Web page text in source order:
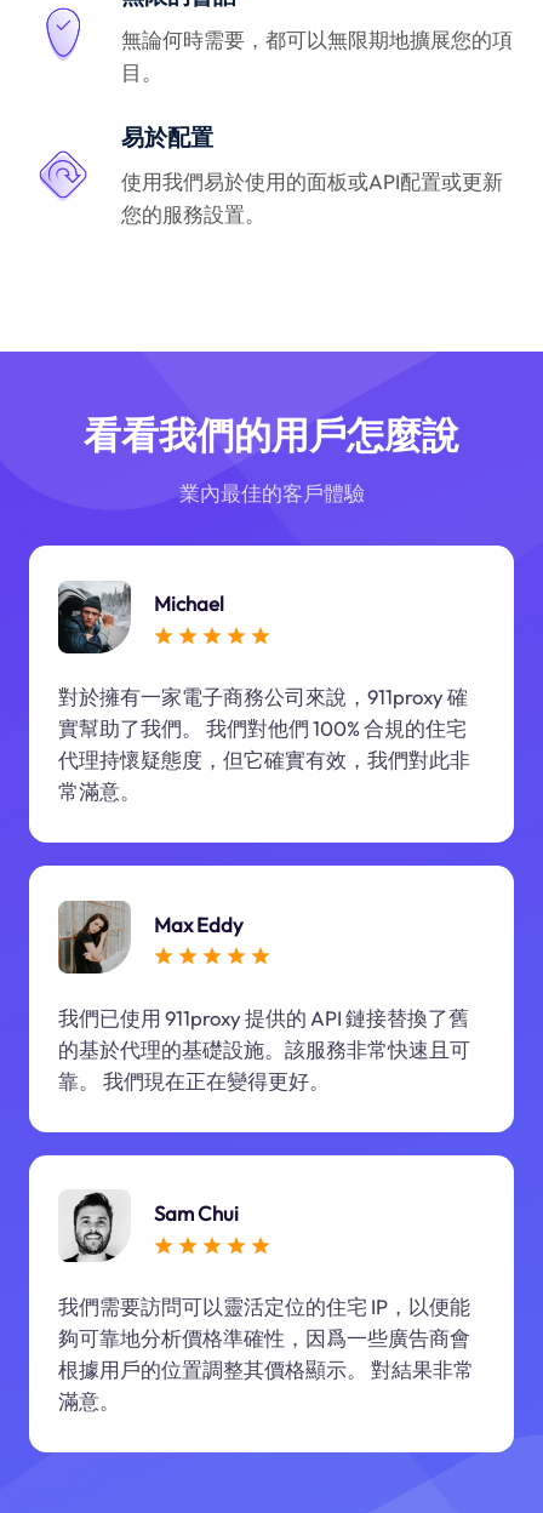
無論何時需要，都可以無限期地擴展您的項
目。
易於配置
使用我們易於使用的面板或API配置或更新
您的服務設置。
看看我們的用戶怎麼說
業內最佳的客戶體驗
Michael
對於擁有一家電子商務公司來說，911proxy 確
實幫助了我們。 我們對他們 100% 合規的住宅
代理持懷疑態度，但它確實有效，我們對此非
常滿意。
Max Eddy
我們已使用 911proxy 提供的 API 鏈接替換了舊
的基於代理的基礎設施。該服務非常快速且可
靠。 我們現在正在變得更好。
Sam Chui
我們需要訪問可以靈活定位的住宅 IP，以便能
夠可靠地分析價格準確性，因爲一些廣告商會
根據用戶的位置調整其價格顯示。 對結果非常
滿意。